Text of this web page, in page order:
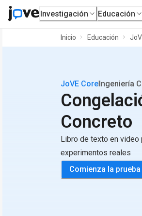
Investigación Educación
Inicio Educación
JoVE CoreIngeniería
Concreto
Libro de texto en video
experimentos reales
Comienza la